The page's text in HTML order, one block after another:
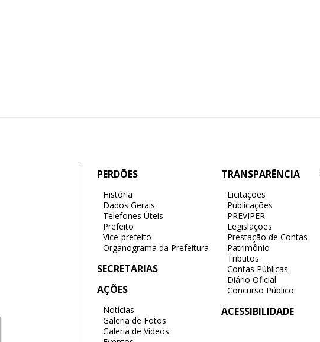
PERDÕES
História
Dados Gerais
Telefones Úteis
Prefeito
Vice-prefeito
Organograma da Prefeitura
SECRETARIAS
AÇÕES
Notícias
Galeria de Fotos
Galeria de Vídeos
TRANSPARÊNCIA
Licitações
Publicações
PREVIPER
Legislações
Prestação de Contas
Patrimônio
Tributos
Contas Públicas
Diário Oficial
Concurso Público
ACESSIBILIDADE